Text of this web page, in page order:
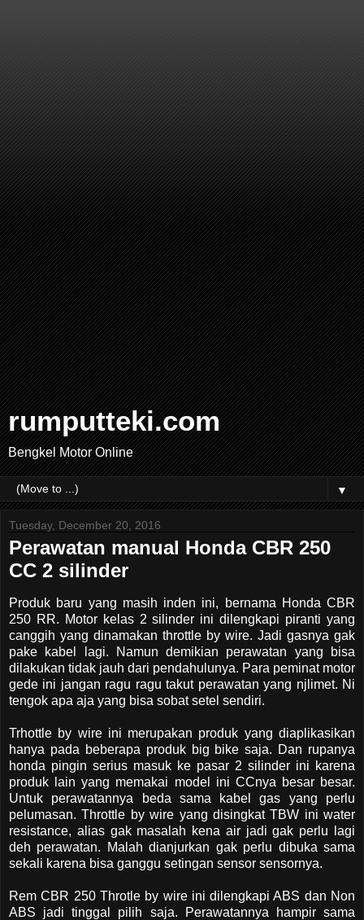
rumputteki.com
Bengkel Motor Online
▼
Tuesday, December 20, 2016
Perawatan manual Honda CBR 250
CC 2 silinder
Produk baru yang masih inden ini, bernama Honda CBR
250 RR. Motor kelas 2 silinder ini dilengkapi piranti yang
canggih yang dinamakan throttle by wire. Jadi gasnya gak
pake kabel lagi. Namun demikian perawatan yang bisa
dilakukan tidak jauh dari pendahulunya. Para peminat motor
gede ini jangan ragu ragu takut perawatan yang njlimet. Ni
tengok apa aja yang bisa sobat setel sendiri.
Trhottle by wire ini merupakan produk yang diaplikasikan
hanya pada beberapa produk big bike saja. Dan rupanya
honda pingin serius masuk ke pasar 2 silinder ini karena
produk lain yang memakai model ini CCnya besar besar.
Untuk perawatannya beda sama kabel gas yang perlu
pelumasan. Throttle by wire yang disingkat TBW ini water
resistance, alias gak masalah kena air jadi gak perlu lagi
deh perawatan. Malah dianjurkan gak perlu dibuka sama
sekali karena bisa ganggu setingan sensor sensornya.
Rem CBR 250 Throtle by wire ini dilengkapi ABS dan Non
ABS jadi tinggal pilih saja. Perawatannya hampir sama